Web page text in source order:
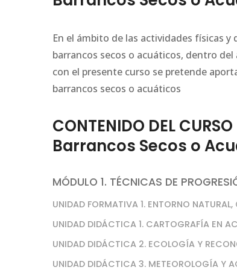
En el ámbito de las actividades físicas
barrancos secos o acuáticos, dentro
con el presente curso se pretende
barrancos secos o acuáticos
CONTENIDO DEL
Barrancos Secos o
MÓDULO 1. TÉCNICAS DE
UNIDAD FORMATIVA 1. ENTORNO
UNIDAD DIDÁCTICA 1. CARTOGRAFÍA EN
UNIDAD DIDÁCTICA 2. ECOLOGÍA Y
UNIDAD DIDÁCTICA 3. METEOROLOGÍA Y